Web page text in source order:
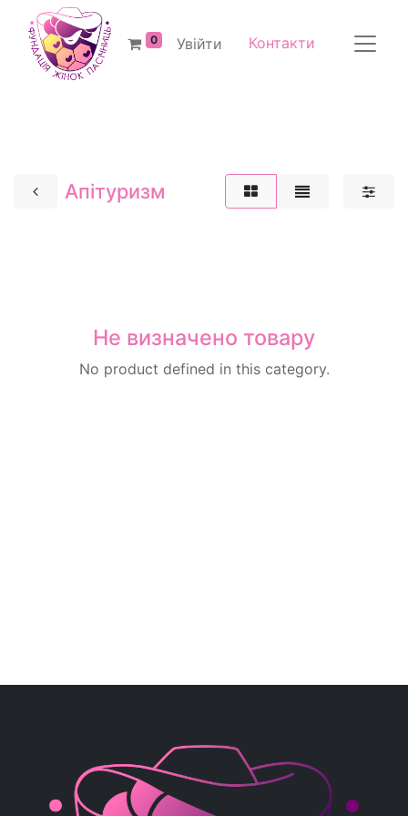
0 Увійти Контакти
Апітуризм
Не визначено товару
No product defined in this category.